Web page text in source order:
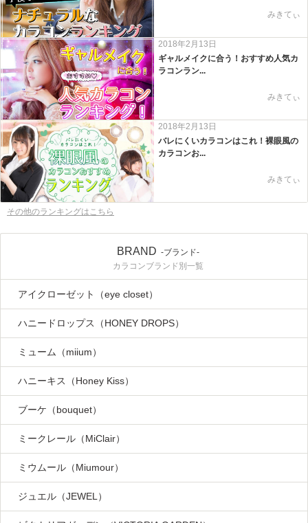
みきてぃ
2018年2月13日
ギャルメイクに合う！おすすめ人気カ
ラコンラン...
みきてぃ
2018年2月13日
バレにくいカラコンはこれ！裸眼風の
カラコンお...
みきてぃ
その他のランキングはこちら
BRAND -ブランド-
カラコンブランド別一覧
アイクローゼット（eye closet）
ハニードロップス（HONEY DROPS）
ミューム（miium）
ハニーキス（Honey Kiss）
ブーケ（bouquet）
ミークレール（MiClair）
ミウムール（Miumour）
ジュエル（JEWEL）